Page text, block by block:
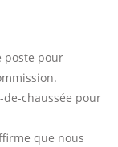
poste pour
de-chaussée pour
que nous